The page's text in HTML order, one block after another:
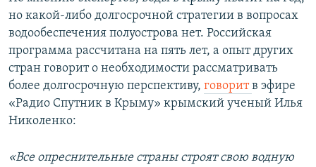
но какой-либо долгосрочной стратегии в вопросах
водообеспечения полуострова нет. Российская
программа рассчитана на пять лет, а опыт других
стран говорит о необходимости рассматривать
более долгосрочную перспективу, говоритв эфире
«Радио Спутник в Крыму» крымский ученый Илья
Николенко:
«Все опреснительные страны строят свою водную